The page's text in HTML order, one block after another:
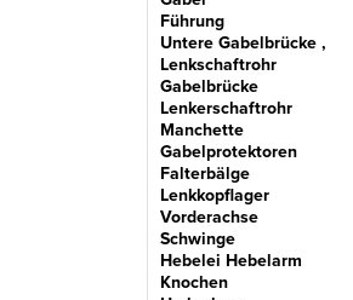
Führung
Untere Gabelbrücke ,
Lenkschaftrohr
Gabelbrücke
Lenkerschaftrohr
Manchette
Gabelprotektoren
Falterbälge
Lenkkopflager
Vorderachse
Schwinge
Hebelei Hebelarm
Knochen